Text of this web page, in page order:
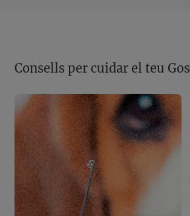
Consells per cuidar el teu Gos